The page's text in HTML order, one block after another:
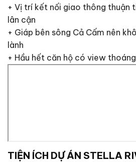
+ Vị trí kết nối giao thông thuận
lân cận
+ Giáp bên sông Cả Cấm nên
lành
+ Hầu hết căn hộ có view
TIỆN ÍCH DỰ ÁN STELLA